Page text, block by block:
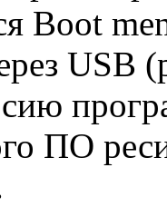
Boot
USB
ПО